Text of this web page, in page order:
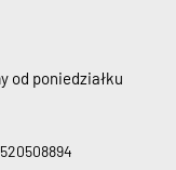
od poniedziałku